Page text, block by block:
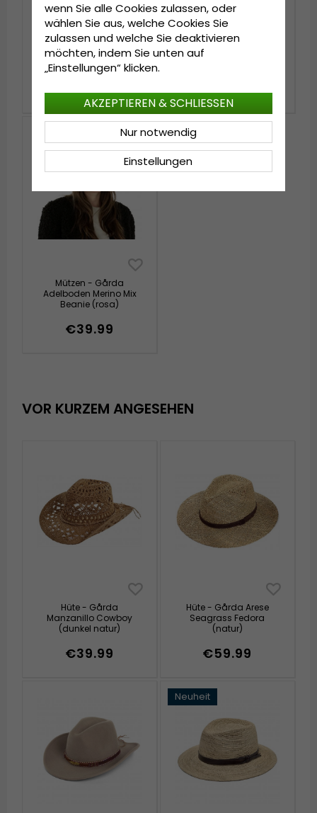
Mützen - Gårda Ebene
Wool Mix Beanie (rosa)
€39.99
Mützen - Gårda Verbier
Striped Wool Mix Beanie
€44.99
Mützen - Gårda
Adelboden Merino Mix
Beanie (rosa)
€39.99
VOR KURZEM ANGESEHEN
Hüte - Gårda
Manzanillo Cowboy
(dunkel natur)
€39.99
Hüte - Gårda Arese
Seagrass Fedora
(natur)
€59.99
Neuheit
wenn Sie alle Cookies zulassen, oder
wählen Sie aus, welche Cookies Sie
zulassen und welche Sie deaktivieren
möchten, indem Sie unten auf
„Einstellungen“ klicken.
Einstellungen
Nur notwendig
AKZEPTIEREN & SCHLIESSEN